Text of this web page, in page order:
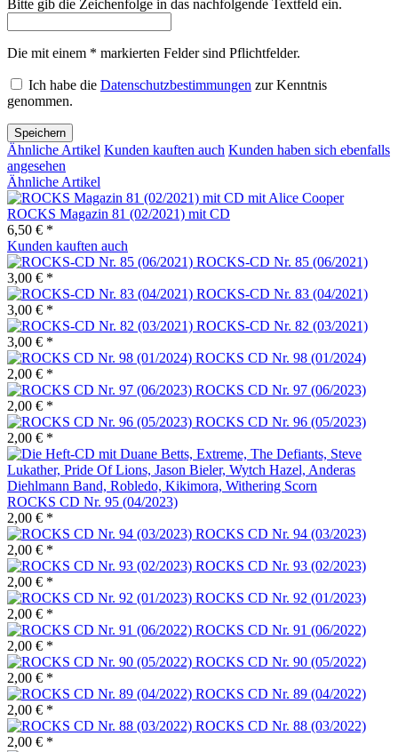
Bitte gib die Zeichenfolge in das nachfolgende Textfeld ein.
Die mit einem * markierten Felder sind Pflichtfelder.
Ich habe die Datenschutzbestimmungen zur Kenntnis
genommen.
Speichern
Ähnliche Artikel Kunden kauften auch Kunden haben sich ebenfalls
angesehen
Ähnliche Artikel
ROCKS Magazin 81 (02/2021) mit CD
6,50 € *
Kunden kauften auch
ROCKS-CD Nr. 85 (06/2021)
3,00 € *
ROCKS-CD Nr. 83 (04/2021)
3,00 € *
ROCKS-CD Nr. 82 (03/2021)
3,00 € *
ROCKS CD Nr. 98 (01/2024)
2,00 € *
ROCKS CD Nr. 97 (06/2023)
2,00 € *
ROCKS CD Nr. 96 (05/2023)
2,00 € *
ROCKS CD Nr. 95 (04/2023)
2,00 € *
ROCKS CD Nr. 94 (03/2023)
2,00 € *
ROCKS CD Nr. 93 (02/2023)
2,00 € *
ROCKS CD Nr. 92 (01/2023)
2,00 € *
ROCKS CD Nr. 91 (06/2022)
2,00 € *
ROCKS CD Nr. 90 (05/2022)
2,00 € *
ROCKS CD Nr. 89 (04/2022)
2,00 € *
ROCKS CD Nr. 88 (03/2022)
2,00 € *